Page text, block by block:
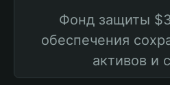
Фонд защиты
обеспечения
активов и